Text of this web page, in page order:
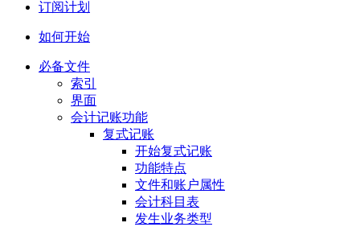
订阅计划
如何开始
必备文件
索引
界面
会计记账功能
复式记账
开始复式记账
功能特点
文件和账户属性
会计科目表
发生业务类型